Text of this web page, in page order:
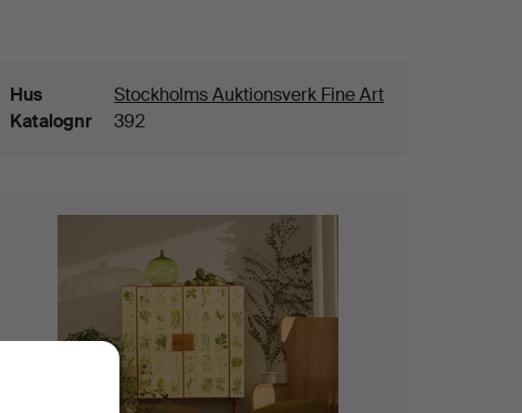
Hus
Stockholms Auktionsverk Fine Art
Katalognr
392